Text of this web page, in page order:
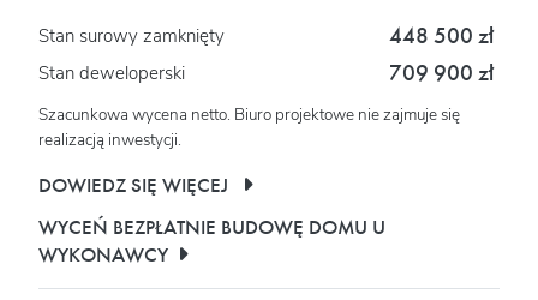
Stan surowy zamknięty 448 500 zł
Stan deweloperski 709 900 zł
Szacunkowa wycena netto. Biuro projektowe nie zajmuje się
realizacją inwestycji.
DOWIEDZ SIĘ WIĘCEJ
WYCEŃ BEZPŁATNIE BUDOWĘ DOMU U
WYKONAWCY